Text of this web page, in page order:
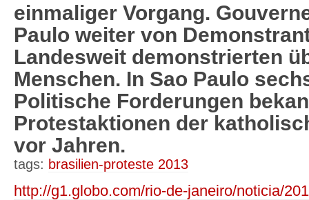
einmaliger Vorgang.
Paulo weiter von
Landesweit demonstrierten
Menschen. In Sao Paulo
Politische Forderungen
Protestaktionen der
vor Jahren.
tags: brasilien-proteste 2013
http://g1.globo.com/rio-de-janeiro/noticia/